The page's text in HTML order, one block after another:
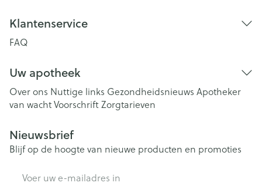
Klantenservice
FAQ
Uw apotheek
Over ons Nuttige links Gezondheidsnieuws Apotheker
van wachtVoorschriftZorgtarieven
Nieuwsbrief
Blijf op de hoogte van nieuwe producten en promoties